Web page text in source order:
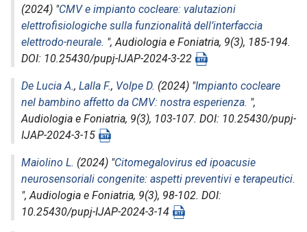
(2024) "CMV e impianto cocleare: valutazioni
elettrofisiologiche sulla funzionalità dell’interfaccia
elettrodo-neurale. ",Audiologia e Foniatria, 9(3), 185-194.
DOI: 10.25430/pupj-IJAP-2024-3-22
De Lucia A., Lalla F., Volpe D. (2024) "Impianto cocleare
nel bambino affetto da CMV: nostra esperienza. ",
Audiologia e Foniatria, 9(3), 103-107. DOI: 10.25430/pupj-
IJAP-2024-3-15
Maiolino L. (2024) "Citomegalovirus ed ipoacusie
neurosensoriali congenite: aspetti preventivi e terapeutici.
",Audiologia e Foniatria, 9(3), 98-102. DOI:
10.25430/pupj-IJAP-2024-3-14